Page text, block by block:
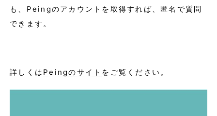
も、Peingのアカウントを取得すれば、匿名で質問
できます。
詳しくは Peingのサイト をご覧ください。